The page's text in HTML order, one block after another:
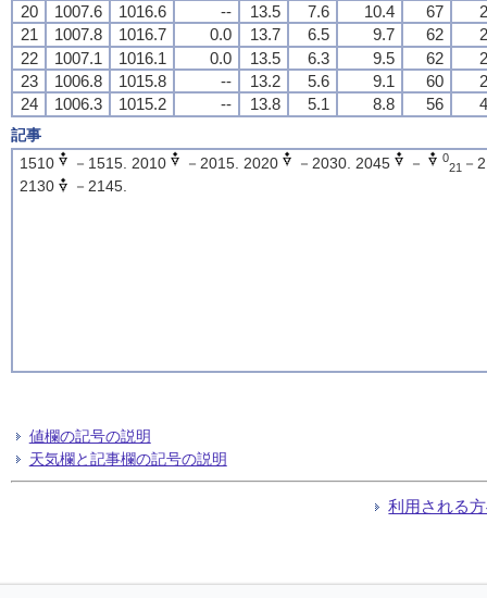
20
1007.6 1016.6 -- 13.5 7.6 10.4 67
21
1007.8 1016.7 0.0 13.7 6.5 9.7 62
22
1007.1 1016.1 0.0 13.5 6.3 9.5 62
23
1006.8 1015.8 -- 13.2 5.6 9.1 60
24
1006.3 1015.2 -- 13.8 5.1 8.8 56
記事
1510
－1515. 2010 －2015. 2020 －2030. 2045 － 0
21 －
2130
－2145.
値欄の記号の説明
天気欄と記事欄の記号の説明
利用される